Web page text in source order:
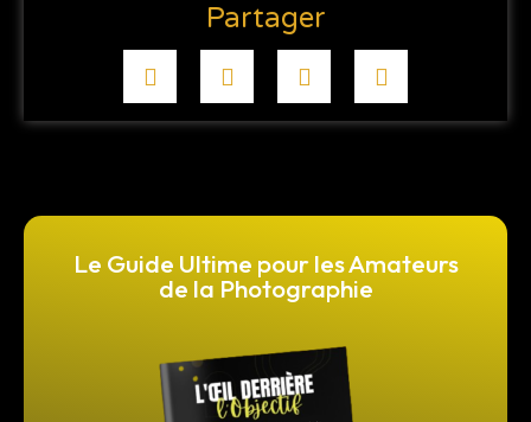
Partager
Le Guide Ultime pour les Amateurs
de la Photographie